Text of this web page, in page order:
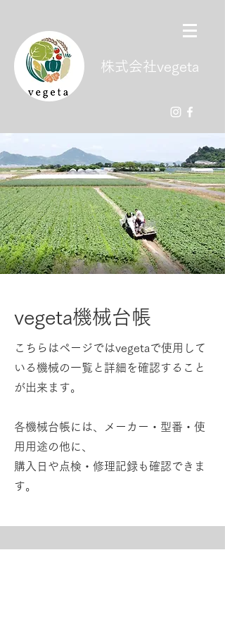
株式会社vegeta
vegeta機械台帳
こちらはページではvegetaで使用して
いる機械の一覧と詳細を確認すること
が出来ます。
各機械台帳には、メーカー・型番・使
用用途の他に、
購入日や点検・修理記録も確認できま
す。